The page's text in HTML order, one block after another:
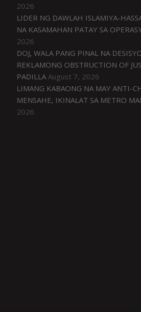
2026
LIDER NG DAWLAH ISLAMIYA-
NA KASAMAHAN PATAY SA
2026
DOJ, WALA PANG PINAL NA
REKLAMONG OBSTRUCTION OF
PADILLA August 7, 2026
LIMANG KABAONG NA MAY ANTI-
MENSAHE, IKINALAT SA METRO
2026